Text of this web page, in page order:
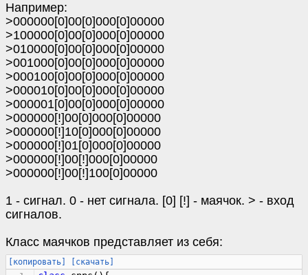
Например:
>000000[0]00[0]000[0]00000
>100000[0]00[0]000[0]00000
>010000[0]00[0]000[0]00000
>001000[0]00[0]000[0]00000
>000100[0]00[0]000[0]00000
>000010[0]00[0]000[0]00000
>000001[0]00[0]000[0]00000
>000000[!]00[0]000[0]00000
>000000[!]10[0]000[0]00000
>000000[!]01[0]000[0]00000
>000000[!]00[!]000[0]00000
>000000[!]00[!]100[0]00000
1 - сигнал. 0 - нет сигнала. [0] [!] - маячок. > - вход
сигналов.
Класс маячков представляет из себя:
[копировать] [скачать]